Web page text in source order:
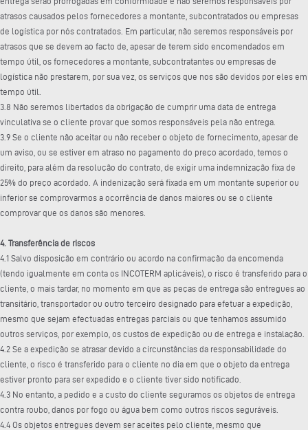
atrasos causados pelos fornecedores a montante, subcontratados ou empresas
de logística por nós contratados. Em particular, não seremos responsáveis por
atrasos que se devem ao facto de, apesar de terem sido encomendados em
tempo útil, os fornecedores a montante, subcontratantes ou empresas de
logística não prestarem, por sua vez, os serviços que nos são devidos por eles em
tempo útil.
3.8 Não seremos libertados da obrigação de cumprir uma data de entrega
vinculativa se o cliente provar que somos responsáveis pela não entrega.
3.9 Se o cliente não aceitar ou não receber o objeto de fornecimento, apesar de
um aviso, ou se estiver em atraso no pagamento do preço acordado, temos o
direito, para além da resolução do contrato, de exigir uma indemnização fixa de
25% do preço acordado. A indenização será fixada em um montante superior ou
inferior se comprovarmos a ocorrência de danos maiores ou se o cliente
comprovar que os danos são menores.
4. Transferência de riscos
4.1 Salvo disposição em contrário ou acordo na confirmação da encomenda
(tendo igualmente em conta os INCOTERM aplicáveis), o risco é transferido para o
cliente, o mais tardar, no momento em que as peças de entrega são entregues ao
transitário, transportador ou outro terceiro designado para efetuar a expedição,
mesmo que sejam efectuadas entregas parciais ou que tenhamos assumido
outros serviços, por exemplo, os custos de expedição ou de entrega e instalação.
4.2 Se a expedição se atrasar devido a circunstâncias da responsabilidade do
cliente, o risco é transferido para o cliente no dia em que o objeto da entrega
estiver pronto para ser expedido e o cliente tiver sido notificado.
4.3 No entanto, a pedido e a custo do cliente seguramos os objetos de entrega
contra roubo, danos por fogo ou água bem como outros riscos seguráveis.
4.4 Os objetos entregues devem ser aceites pelo cliente, mesmo que